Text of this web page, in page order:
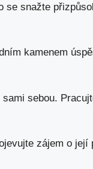
se snažte
kamenem
sebou.
zájem o